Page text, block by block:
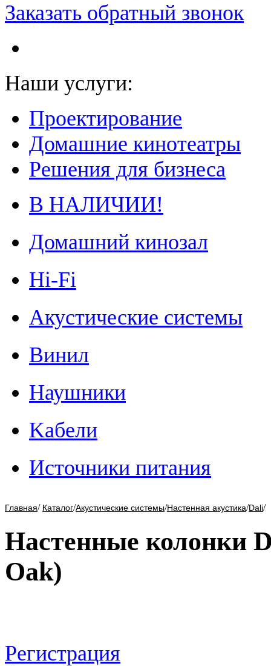
Заказать обратный звонок
Наши услуги:
Проектирование
Домашние кинотеатры
Решения для бизнеса
В НАЛИЧИИ!
Домашний кинозал
Hi-Fi
Акустические системы
Винил
Наушники
Kабели
Источники питания
Главная/ Каталог/Акустические системы/Настенная акустика/Dali/
Настенные колонки
Oak)
Регистрация